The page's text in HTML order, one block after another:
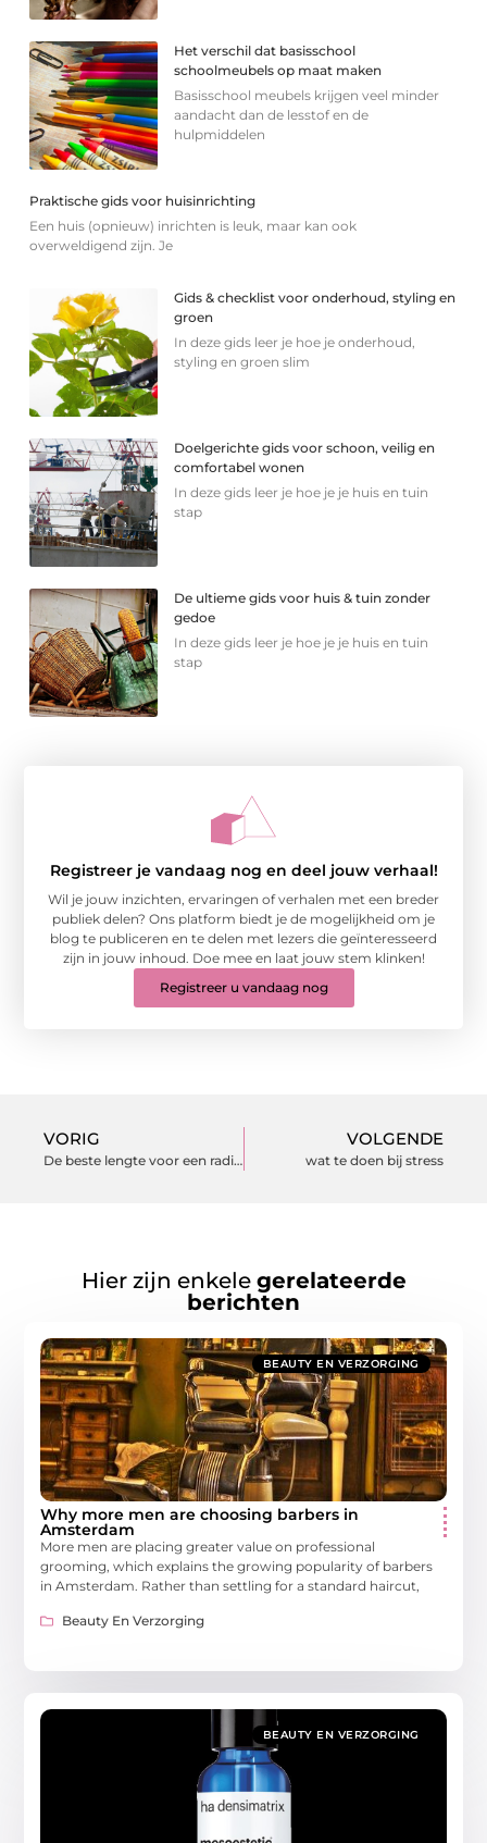
Het verschil dat basisschool
schoolmeubels op maat maken
Basisschool meubels krijgen veel minder
aandacht dan de lesstof en de
hulpmiddelen
Praktische gids voor huisinrichting
Een huis (opnieuw) inrichten is leuk, maar kan ook
overweldigend zijn. Je
Gids & checklist voor onderhoud, styling en
groen
In deze gids leer je hoe je onderhoud,
styling en groen slim
Doelgerichte gids voor schoon, veilig en
comfortabel wonen
In deze gids leer je hoe je je huis en tuin
stap
De ultieme gids voor huis & tuin zonder
gedoe
In deze gids leer je hoe je je huis en tuin
stap
Registreer je vandaag nog en deel jouw verhaal!
Wil je jouw inzichten, ervaringen of verhalen met een breder
publiek delen? Ons platform biedt je de mogelijkheid om je
blog te publiceren en te delen met lezers die geïnteresseerd
zijn in jouw inhoud. Doe mee en laat jouw stem klinken!
Registreer u vandaag nog
VORIG
De beste lengte voor een radioreclame
VOLGENDE
wat te doen bij stress
Hier zijn enkele gerelateerde
berichten
BEAUTY EN VERZORGING
Why more men are choosing barbers in
Amsterdam
More men are placing greater value on professional
grooming, which explains the growing popularity of barbers
in Amsterdam. Rather than settling for a standard haircut,
Beauty En Verzorging
BEAUTY EN VERZORGING